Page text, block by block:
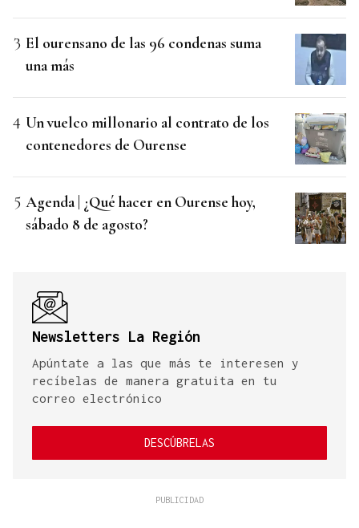
El ourensano de las 96 condenas suma
una más
Un vuelco millonario al contrato de los
contenedores de Ourense
Agenda | ¿Qué hacer en Ourense hoy,
sábado 8 de agosto?
Newsletters La Región
Apúntate a las que más te interesen y
recíbelas de manera gratuita en tu
correo electrónico
DESCÚBRELAS